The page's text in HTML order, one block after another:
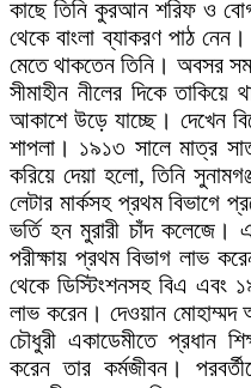
কাছে তিনি কুরআন শরিফ ও
থেকে বাংলা ব্যাকরণ পাঠ
মেতে থাকতেন তিনি। অবসর
সীমাহীন নীলের দিকে
আকাশে উড়ে যাচ্ছে। দেখেন
শাপলা। ১৯১৩ সালে মাত্র
করিয়ে দেয়া হলো, তিনি
লেটার মার্কসহ প্রথম বিভাগে
ভর্তি হন মুরারী চাঁদ
পরীক্ষায় প্রথম বিভাগ লাভ
থেকে ডিস্টিংশনসহ বিএ এবং
লাভ করেন। দেওয়ান মোহাম্মদ
চৌধুরী একাডেমীতে প্রধান
করেন তার কর্মজীবন।